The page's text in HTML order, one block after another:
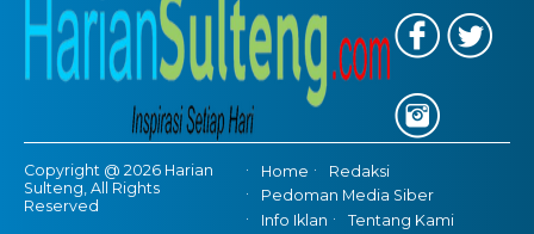
Copyright @ 2026 Harian
Sulteng, All Rights
Reserved
Home
Redaksi
Pedoman Media Siber
Info Iklan
Tentang Kami